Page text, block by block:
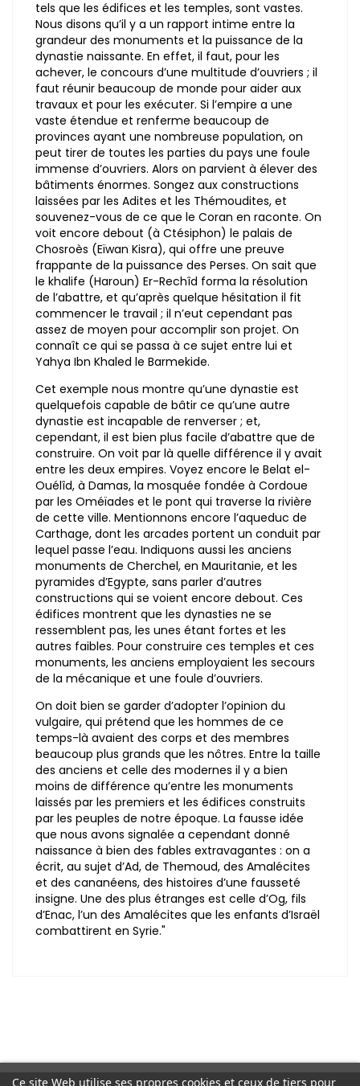
tels que les édifices et les temples, sont vastes.
Nous disons qu’il y a un rapport intime entre la
grandeur des monuments et la puissance de la
dynastie naissante. En effet, il faut, pour les
achever, le concours d’une multitude d’ouvriers ; il
faut réunir beaucoup de monde pour aider aux
travaux et pour les exécuter. Si l’empire a une
vaste étendue et renferme beaucoup de
provinces ayant une nombreuse population, on
peut tirer de toutes les parties du pays une foule
immense d’ouvriers. Alors on parvient à élever des
bâtiments énormes. Songez aux constructions
laissées par les Adites et les Thémoudites, et
souvenez-vous de ce que le Coran en raconte. On
voit encore debout (à Ctésiphon) le palais de
Chosroès (Eïwan Kisra), qui offre une preuve
frappante de la puissance des Perses. On sait que
le khalife (Haroun) Er-Rechîd forma la résolution
de l’abattre, et qu’après quelque hésitation il fit
commencer le travail ; il n’eut cependant pas
assez de moyen pour accomplir son projet. On
connaît ce qui se passa à ce sujet entre lui et
Yahya Ibn Khaled le Barmekide.
Cet exemple nous montre qu’une dynastie est
quelquefois capable de bâtir ce qu’une autre
dynastie est incapable de renverser ; et,
cependant, il est bien plus facile d’abattre que de
construire. On voit par là quelle différence il y avait
entre les deux empires. Voyez encore le Belat el-
Ouélîd, à Damas, la mosquée fondée à Cordoue
par les Oméïades et le pont qui traverse la rivière
de cette ville. Mentionnons encore l’aqueduc de
Carthage, dont les arcades portent un conduit par
lequel passe l’eau. Indiquons aussi les anciens
monuments de Cherchel, en Mauritanie, et les
pyramides d’Egypte, sans parler d’autres
constructions qui se voient encore debout. Ces
édifices montrent que les dynasties ne se
ressemblent pas, les unes étant fortes et les
autres faibles. Pour construire ces temples et ces
monuments, les anciens employaient les secours
de la mécanique et une foule d’ouvriers.
On doit bien se garder d’adopter l’opinion du
vulgaire, qui prétend que les hommes de ce
temps-là avaient des corps et des membres
beaucoup plus grands que les nôtres. Entre la taille
des anciens et celle des modernes il y a bien
moins de différence qu’entre les monuments
laissés par les premiers et les édifices construits
par les peuples de notre époque. La fausse idée
que nous avons signalée a cependant donné
naissance à bien des fables extravagantes : on a
écrit, au sujet d’Ad, de Themoud, des Amalécites
et des cananéens, des histoires d’une fausseté
insigne. Une des plus étranges est celle d’Og, fils
d’Enac, l’un des Amalécites que les enfants d’Israël
combattirent en Syrie."
Ce site Web utilise ses propres cookies et ceux de tiers pour